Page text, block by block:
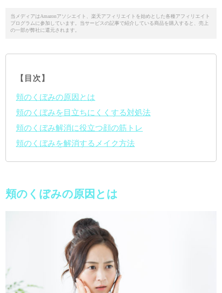
当メディアはAmazonアソシエイト、楽天アフィリエイトを始めとした各種アフィリエイト
プログラムに参加しています。当サービスの記事で紹介している商品を購入すると、売上
の一部が弊社に還元されます。
【目次】
頬のくぼみの原因とは
頬のくぼみを目立ちにくくする対処法
頬のくぼみ解消に役立つ顔の筋トレ
頬のくぼみを解消するメイク方法
頬のくぼみの原因とは